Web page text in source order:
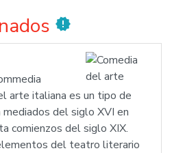
new_releases
arte italiana es un tipo de
del siglo XVI en
comienzos del siglo XIX.
del teatro literario